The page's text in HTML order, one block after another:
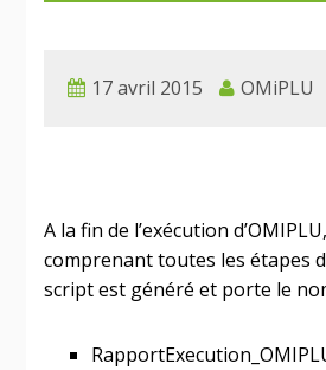
17 avril 2015 OMiPLU
A la fin de l’exécution
comprenant toutes les étapes
script est généré et porte le